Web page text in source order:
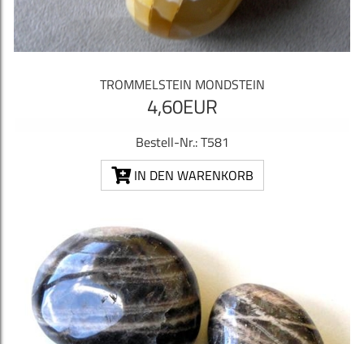
TROMMELSTEIN MONDSTEIN
4,60EUR
Bestell-Nr.: T581
IN DEN WARENKORB